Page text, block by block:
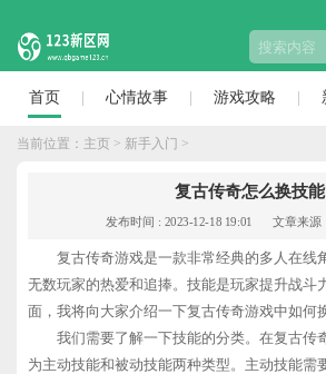
首页 心情故事 游戏攻略
当前位置： 主页 > 新手入门 >
复古传奇怎么换技能
发布时间 : 2023-12-18 19:01 文章来源
复古传奇游戏是一款非常经典的多人在线
无数玩家的热爱和追捧。技能是玩家提升战斗
面，我将向大家介绍一下复古传奇游戏中如何
我们需要了解一下技能的分类。在复古传
为主动技能和被动技能两种类型。主动技能需